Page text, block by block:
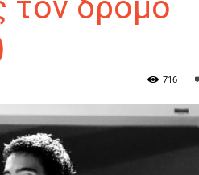
ΑΝΑΓΝΩΣΤΗΣ 716